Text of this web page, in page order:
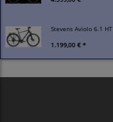
Stevens Aviolo 6.1 HT
1.199,00 € *